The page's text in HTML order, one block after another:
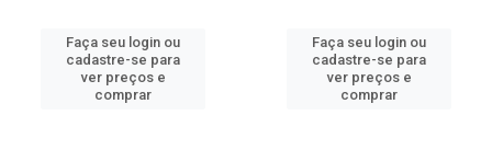
Faça seu login ou
cadastre-se para
ver preços e
comprar
Faça seu login ou
cadastre-se para
ver preços e
comprar